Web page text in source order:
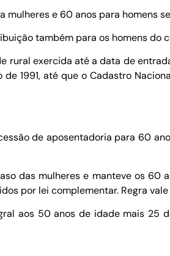
e 60 anos para homens
também para os homens do
rural exercida até a data de
1991, até que o Cadastro
de aposentadoria para 60
das mulheres e manteve os 60
por lei complementar. Regra
aos 50 anos de idade mais 25